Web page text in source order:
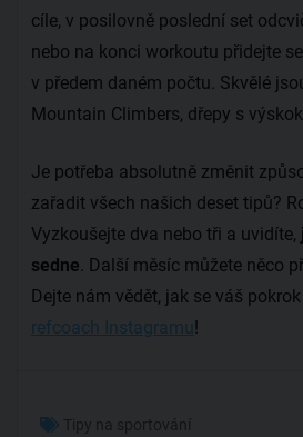
cíle, v posilovně poslední set
nebo na konci workoutu přidejte
v předem daném počtu. Skvělé
Mountain Climbers, dřepy s
Je potřeba absolutně změnit
zařadit všech našich deset tipů?
Vyzkoušejte dva nebo tři a uvidíte,
sedne. Další měsíc můžete něco
Dejte nám vědět, jak se váš
refcoach Instagramu!
Tipy na sportování